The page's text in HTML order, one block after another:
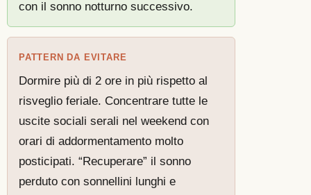
con il sonno notturno successivo.
PATTERN DA EVITARE
Dormire più di 2 ore in più rispetto al
risveglio feriale. Concentrare tutte le
uscite sociali serali nel weekend con
orari di addormentamento molto
posticipati. “Recuperare” il sonno
perduto con sonnellini lunghi e